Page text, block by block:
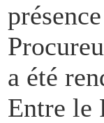
a été
Entre le